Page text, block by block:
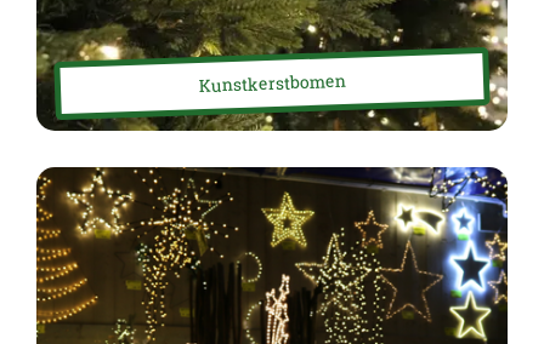
Kunstkerstbomen